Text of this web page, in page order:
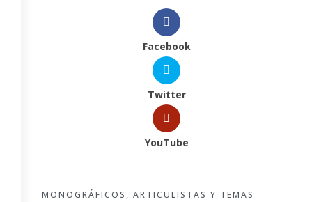
Facebook
Twitter
YouTube
MONOGRÁFICOS, ARTICULISTAS Y TEMAS